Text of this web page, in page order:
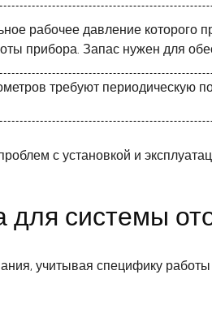
рабочее давление которого
прибора. Запас нужен для
требуют периодическую
с установкой и
системы
учитывая специфику